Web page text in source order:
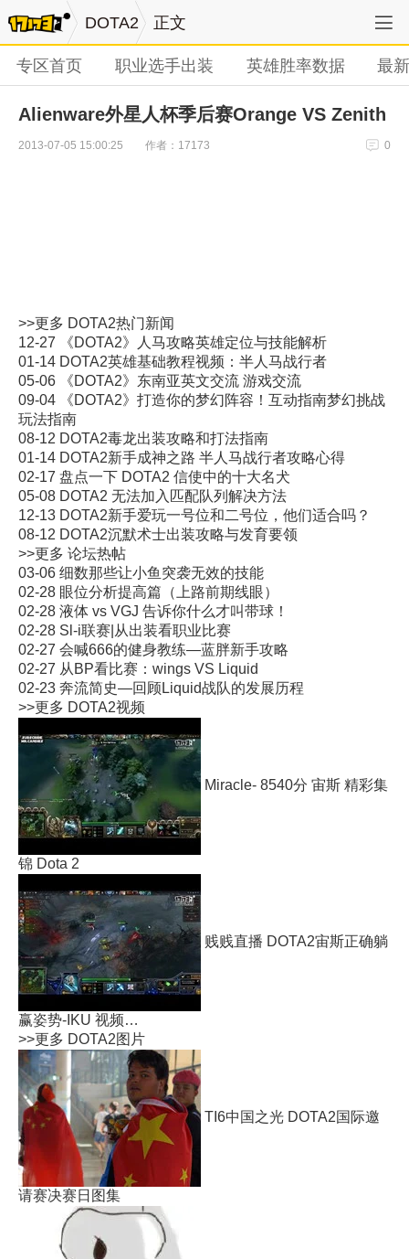
DOTA2 正文
专区首页 职业选手出装 英雄胜率数据 最
Alienware外星人杯季后赛Orange VS Zenith
2013-07-05 15:00:25 作者：17173 0
>>更多 DOTA2热门新闻
12-27
《DOTA2》人马攻略英雄定位与技能解析
01-14 DOTA2英雄基础教程视频：半人马战行者
05-06
《DOTA2》东南亚英文交流 游戏交流
09-04
《DOTA2》打造你的梦幻阵容！互动指南梦幻挑战
玩法指南
08-12 DOTA2毒龙出装攻略和打法指南
01-14 DOTA2新手成神之路 半人马战行者攻略心得
02-17 盘点一下 DOTA2 信使中的十大名犬
05-08 DOTA2 无法加入匹配队列解决方法
12-13 DOTA2新手爱玩一号位和二号位，他们适合吗？
08-12 DOTA2沉默术士出装攻略与发育要领
>>更多 论坛热帖
03-06 细数那些让小鱼突袭无效的技能
02-28 眼位分析提高篇（上路前期线眼）
02-28 液体 vs VGJ 告诉你什么才叫带球！
02-28 Sl-i联赛|从出装看职业比赛
02-27 会喊666的健身教练—蓝胖新手攻略
02-27 从BP看比赛：wings VS Liquid
02-23 奔流简史—回顾Liquid战队的发展历程
>>更多 DOTA2视频
Miracle- 8540分 宙斯 精彩集
锦 Dota 2
贱贱直播 DOTA2宙斯正确躺
赢姿势-IKU 视频…
>>更多 DOTA2图片
TI6中国之光 DOTA2国际邀
请赛决赛日图集